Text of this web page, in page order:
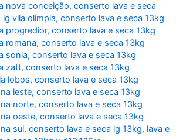
nova conceição,conserto lava e seca
vila olímpia,conserto lava e seca 13kg
progredior,conserto lava e seca 13kg
romana,conserto lava e seca 13kg
sonia,conserto lava e seca 13kg
zatt,conserto lava e seca 13kg
lobos,conserto lava e seca 13kg
leste,conserto lava e seca 13kg
norte,conserto lava e seca 13kg
oeste,conserto lava e seca 13kg
sul,conserto lava e seca lg 13kg, lava e